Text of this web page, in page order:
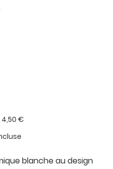
Prix
promotionnel
4,50 €
blanche au design